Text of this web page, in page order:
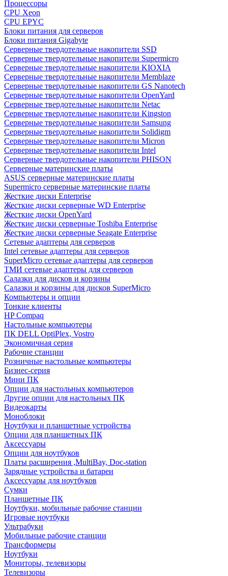
Процессоры
CPU Xeon
CPU EPYC
Блоки питания для серверов
Блоки питания Gigabyte
Серверные твердотельные накопители SSD
Cерверные твердотельные накопители Supermicro
Cерверные твердотельные накопители KIOXIA
Cерверные твердотельные накопители Memblaze
Cерверные твердотельные накопители GS Nanotech
Серверные твердотельные накопители OpenYard
Серверные твердотельные накопители Netac
Cерверные твердотельные накопители Kingston
Cерверные твердотельные накопители Samsung
Cерверные твердотельные накопители Solidigm
Cерверные твердотельные накопители Micron
Cерверные твердотельные накопители Intel
Cерверные твердотельные накопители PHISON
Серверные материнские платы
ASUS серверные материнские платы
Supermicro серверные материнские платы
Жесткие диски Enterprise
Жесткие диски серверные WD Enterprise
Жесткие диски OpenYard
Жесткие диски серверные Toshiba Enterprise
Жесткие диски серверные Seagate Enterprise
Сетевые адаптеры для серверов
Intel сетевые адаптеры для серверов
SuperMicro сетевые адаптеры для серверов
ТМИ сетевые адаптеры для серверов
Салазки для дисков и корзины
Салазки и корзины для дисков SuperMicro
Компьютеры и опции
Тонкие клиенты
HP Compaq
Настольные компьютеры
ПК DELL OptiPlex, Vostro
Экономичная серия
Рабочие станции
Розничные настольные компьютеры
Бизнес-серия
Мини ПК
Опции для настольных компьютеров
Другие опции для настольных ПК
Видеокарты
Моноблоки
Ноутбуки и планшетные устройства
Опции для планшетных ПК
Аксессуары
Опции для ноутбуков
Платы расширения ,MultiBay, Doc-station
Зарядные устройства и батареи
Аксессуары для ноутбуков
Сумки
Планшетные ПК
Ноутбуки, мобильные рабочие станции
Игровые ноутбуки
Ультрабуки
Мобильные рабочие станции
Трансформеры
Ноутбуки
Мониторы, телевизоры
Телевизоры